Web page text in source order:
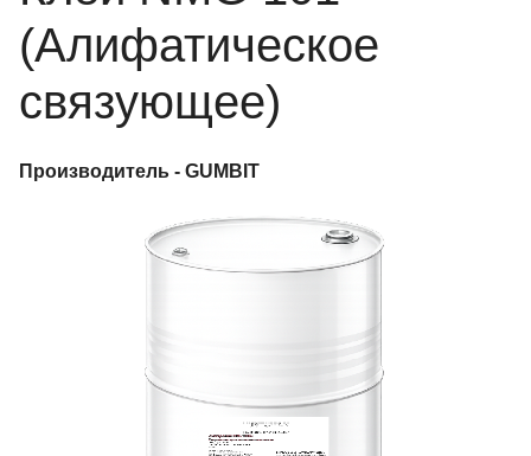
(Алифатическое
связующее)
Производитель - GUMBIT